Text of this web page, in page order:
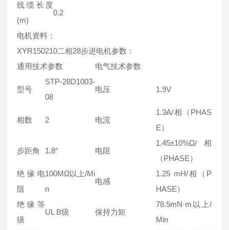
线缆长度
(m)
0.2
电机资料：
XYR150210二相28步进电机参数：
通用技术参数
电气技术参数
型号
STP-28D1003-
08
电压 1.9V
相数 2 电流
1.3A/相（PHAS
E）
步距角 1.8° 电阻
1.45±10%Ω/相
（PHASE）
绝缘电
阻
100MΩ以上/Mi
n
电感
1.25 mH/相（P
HASE）
绝缘等
级
UL B级 保持力矩
78.5mN·m以上/
Min